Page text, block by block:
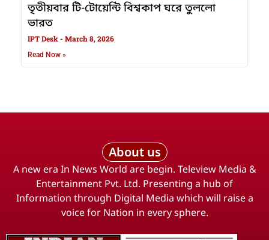
তৃতীয়বার টি-টোয়েন্টি বিশ্বকাপ ঘরে তুললো
ভারত
IPT Desk March 8, 2026
Read Now »
About us
A new era In News World are begin. Teleview Media &
Entertainment Pvt. Ltd. Presenting a hub of
Information through Digital Media which will raise a
voice for Nation in every sphere.